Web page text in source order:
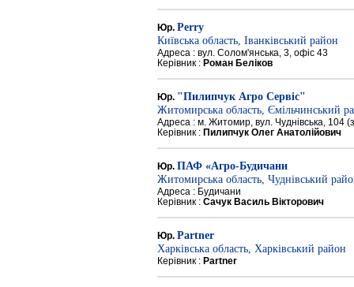
Юр. Perry
Київська область, Іванківський район
Адреса : вул. Солом'янська, 3, офіс 43
Керівник : Роман Беліков
Юр. "Пилипчук Агро Сервіс"
Житомирська область, Ємільчинський
Адреса : м. Житомир, вул. Чуднівська, 104
Керівник : Пилипчук Олег Анатолійович
Юр. ПАФ «Агро-Будичани
Житомирська область, Чуднівський
Адреса : Будичани
Керівник : Сачук Василь Вікторович
Юр. Partner
Харківська область, Харківський район
Керівник : Partner